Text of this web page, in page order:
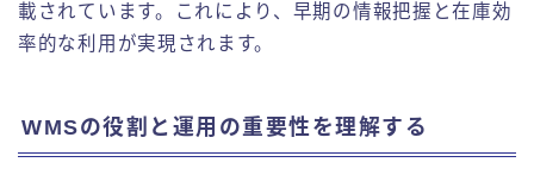
載されています。これにより、早期の情報把握と在庫効
率的な利用が実現されます。
WMSの役割と運用の重要性を理解する